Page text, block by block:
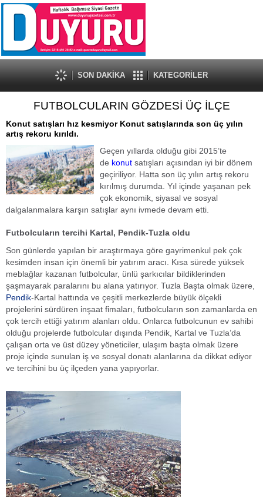
SON DAKİKA KATEGORİLER
FUTBOLCULARIN GÖZDESİ ÜÇ İLÇE
Konut satışları hız kesmiyor Konut satışlarında son üç yılın
artış rekoru kırıldı.
Geçen yıllarda olduğu gibi 2015’te
de konut satışları açısından iyi bir dönem
geçiriliyor. Hatta son üç yılın artış rekoru
kırılmış durumda. Yıl içinde yaşanan pek
çok ekonomik, siyasal ve sosyal
dalgalanmalara karşın satışlar aynı ivmede devam etti.
Futbolcuların tercihi Kartal, Pendik-Tuzla oldu
Son günlerde yapılan bir araştırmaya göre gayrimenkul pek çok
kesimden insan için önemli bir yatırım aracı. Kısa sürede yüksek
meblağlar kazanan futbolcular, ünlü şarkıcılar bildiklerinden
şaşmayarak paralarını bu alana yatırıyor. Tuzla Başta olmak üzere,
Pendik-Kartal hattında ve çeşitli merkezlerde büyük ölçekli
projelerini sürdüren inşaat fimaları, futbolcuların son zamanlarda en
çok tercih ettiği yatırım alanları oldu. Onlarca futbolcunun ev sahibi
olduğu projelerde futbolcular dışında Pendik, Kartal ve Tuzla’da
çalışan orta ve üst düzey yöneticiler, ulaşım başta olmak üzere
proje içinde sunulan iş ve sosyal donatı alanlarına da dikkat ediyor
ve tercihini bu üç ilçeden yana yapıyorlar.